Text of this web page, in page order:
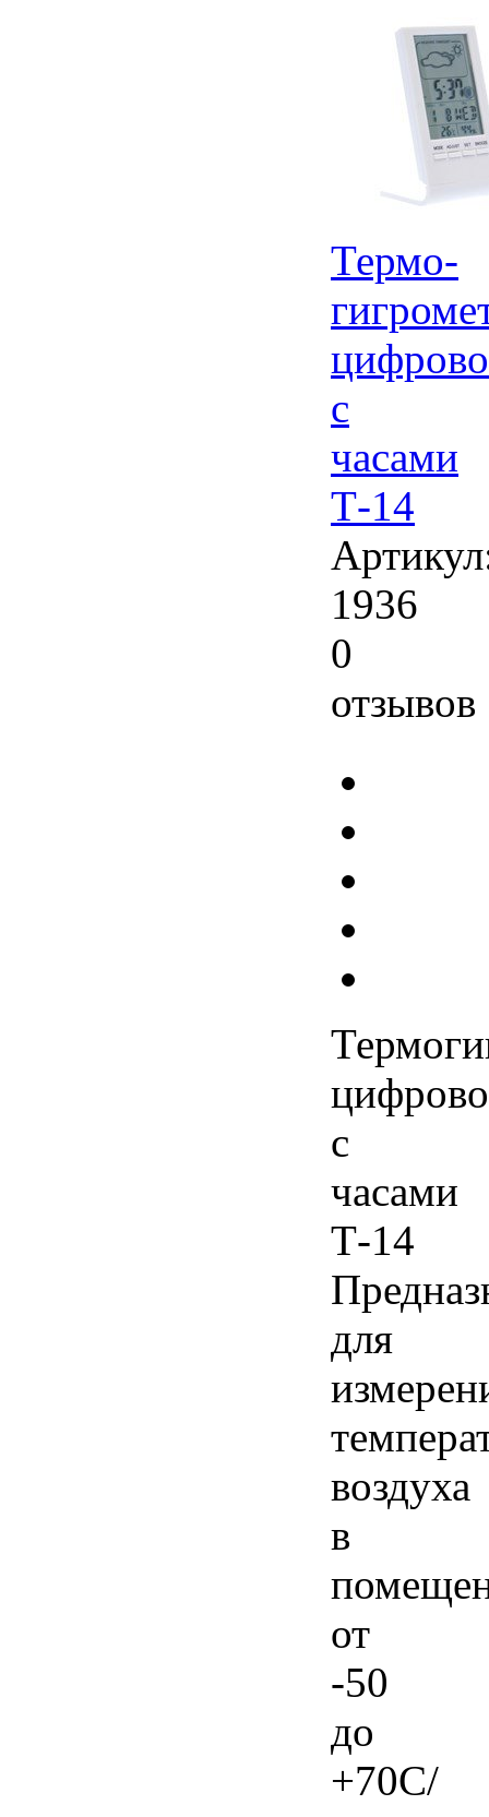
Термо-
с
часами
Т-14
1936
0
отзывов
с
часами
Т-14
для
воздуха
в
от
-50
до
+70С/